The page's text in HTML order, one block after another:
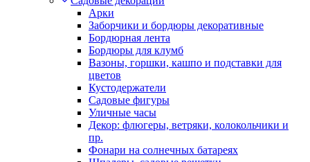
Арки
Заборчики и бордюры декоративные
Бордюрная лента
Бордюры для клумб
Вазоны, горшки, кашпо и подставки для
цветов
Кустодержатели
Садовые фигуры
Уличные часы
Декор: флюгеры, ветряки, колокольчики и
пр.
Фонари на солнечных батареях